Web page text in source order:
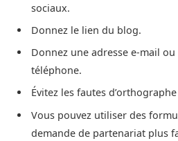
sociaux.
Donnez le lien du blog.
Donnez une adresse e-mail
téléphone.
Évitez les fautes
Vous pouvez utiliser des
demande de partenariat plus